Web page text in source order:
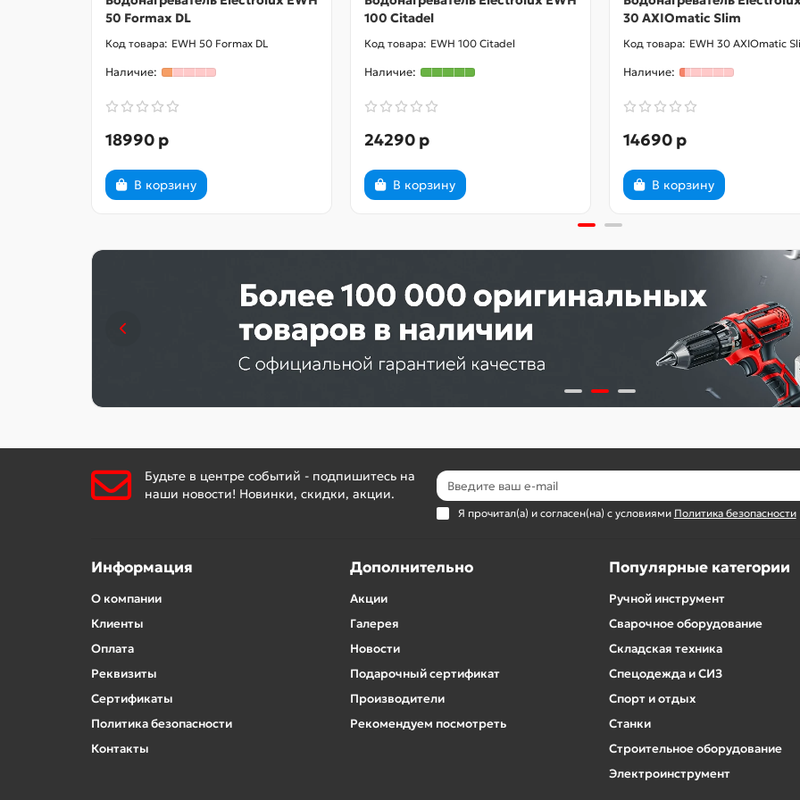
50 Formax DL
EWH 50 Formax DL
18990 р
В корзину
100 Citadel
EWH 100 Citadel
24290 р
В корзину
30 AXIOmatic Slim
EWH 30 AXIOmatic
14690 р
В корзину
Будьте в центре событий - подпишитесь на
наши новости! Новинки, скидки, акции.
Я прочитал(а) и согласен(на) с условиями Политика безопасности
Информация
О компании
Клиенты
Оплата
Реквизиты
Сертификаты
Политика безопасности
Контакты
Дополнительно
Акции
Галерея
Новости
Подарочный сертификат
Производители
Рекомендуем посмотреть
Популярные категории
Ручной инструмент
Сварочное оборудование
Складская техника
Спецодежда и СИЗ
Спорт и отдых
Станки
Строительное оборудование
Электроинструмент